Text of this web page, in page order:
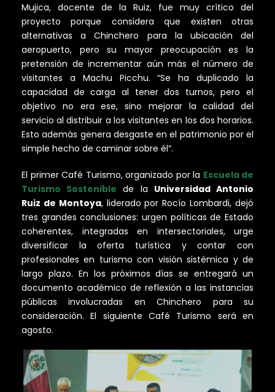
Mujica, docente de la Ruiz, fue muy crítico del
proyecto porque considera que existen otras
alternativas a Chinchero para la ubicación del
aeropuerto, pero su mayor preocupación es la
pretensión de incrementar aún más el número de
visitantes a Machu Picchu. “Se ha duplicado la
capacidad de carga al tener dos turnos, pero el
objetivo no era ese, sino mejorar la calidad del
servicio al distribuir a los visitantes en los dos horarios.
Esto además genera desgaste en el patrimonio por el
simple hecho de caminar sobre él”.
El primer Café Turismo, organizado por la Escuela de
Turismo Sostenible de la Universidad Antonio
Ruiz de Montoya, liderado por Rocío Lombardi, dejó
tres grandes conclusiones: urgen políticas de Estado
coherentes, integradas en intersectoriales, urge
diversificar la oferta turística y contar con
profesionales en turismo con visión sistémica y de
largo plazo. En los próximos días se entregará un
documento académico de reflexión a las instancias
públicas involucradas en Chinchero para su
consideración. El siguiente Café Turismo será en
agosto.